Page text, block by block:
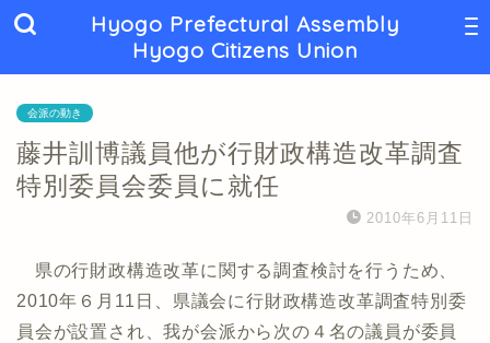
Hyogo Prefectural Assembly
Hyogo Citizens Union
会派の動き
藤井訓博議員他が行財政構造改革調査
特別委員会委員に就任
2010年6月11日
県の行財政構造改革に関する調査検討を行うため、
2010年６月11日、県議会に行財政構造改革調査特別委
員会が設置され、我が会派から次の４名の議員が委員